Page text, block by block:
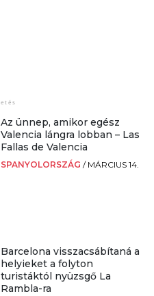
Az ünnep, amikor egész
Valencia lángra lobban – Las
Fallas de Valencia
SPANYOLORSZÁG / MÁRCIUS 14.
Barcelona visszacsábítaná a
helyieket a folyton
turistáktól nyüzsgő La
Rambla-ra